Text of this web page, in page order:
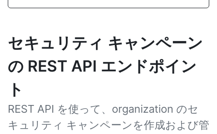
セキュリティ キャンペーン
の REST API エンドポイン
ト
REST API を使って、organization のセ
キュリティ キャンペーンを作成および管